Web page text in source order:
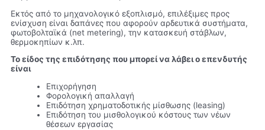
Εκτός από το µηχανολογικό εξοπλισµό, επιλέξιµες προς
ενίσχυση είναι δαπάνες που αφορούν αρδευτικά συστήµατα,
φωτοβολταϊκά (net metering), την κατασκευή στάβλων,
θερµοκηπίων κ.λπ.
Το είδος της επιδότησης που μπορεί να λάβει ο επενδυτής
είναι
Επιχορήγηση
Φορολογική απαλλαγή
Επιδότηση χρηματοδοτικής μίσθωσης (leasing)
Επιδότηση του μισθολογικού κόστους των νέων
θέσεων εργασίας